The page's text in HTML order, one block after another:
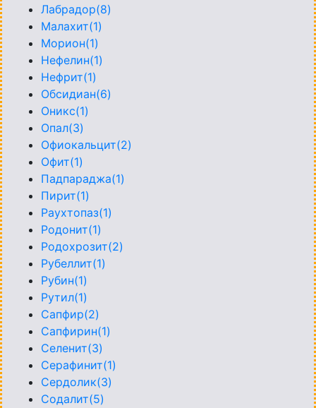
Лабрадор(8)
Малахит(1)
Морион(1)
Нефелин(1)
Нефрит(1)
Обсидиан(6)
Оникс(1)
Опал(3)
Офиокальцит(2)
Офит(1)
Падпараджа(1)
Пирит(1)
Раухтопаз(1)
Родонит(1)
Родохрозит(2)
Рубеллит(1)
Рубин(1)
Рутил(1)
Сапфир(2)
Сапфирин(1)
Селенит(3)
Серафинит(1)
Сердолик(3)
Содалит(5)